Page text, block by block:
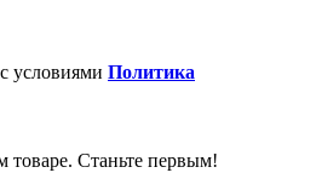
условиями Политика
товаре. Станьте первым!